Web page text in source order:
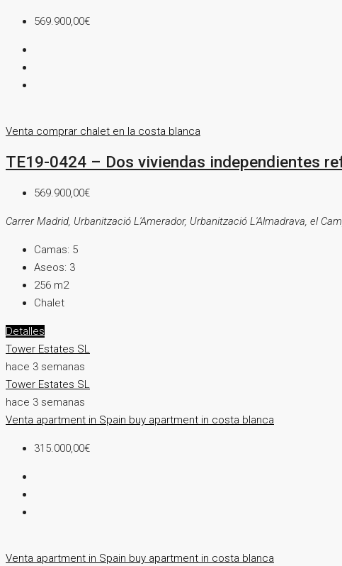
569.900,00€
Venta comprar chalet en la costa blanca
TE19-0424 – Dos viviendas independientes
569.900,00€
Carrer Madrid, Urbanització L'Amerador, Urbanització L'Almadrava, el
Camas: 5
Aseos: 3
256 m2
Chalet
Detalles
Tower Estates SL
hace 3 semanas
Tower Estates SL
hace 3 semanas
Venta apartment in Spain buy apartment in costa blanca
315.000,00€
Venta apartment in Spain buy apartment in costa blanca